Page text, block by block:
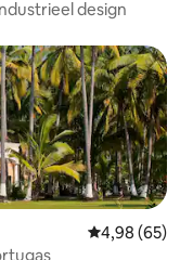
design
Gemiddelde
4,98 (65)